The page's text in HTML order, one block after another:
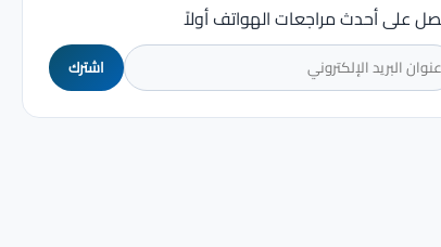
على أحدث مراجعات الهواتف أولاً
اشترك